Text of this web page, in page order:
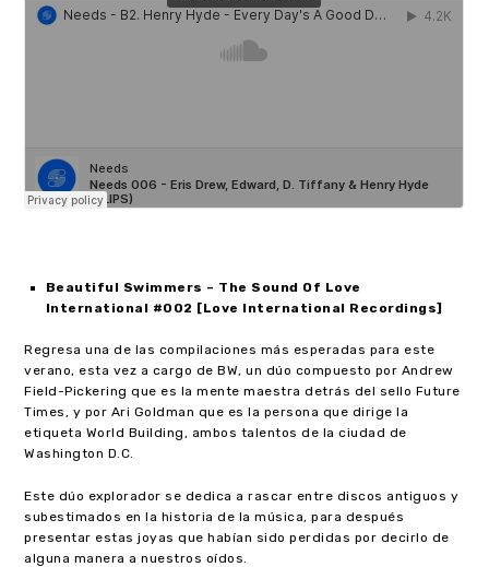
Beautiful Swimmers – The Sound Of Love
International #002 [Love International Recordings]
Regresa una de las compilaciones más esperadas para este
verano, esta vez a cargo de BW, un dúo compuesto por Andrew
Field-Pickering que es la mente maestra detrás del sello Future
Times, y por Ari Goldman que es la persona que dirige la
etiqueta World Building, ambos talentos de la ciudad de
Washington D.C.
Este dúo explorador se dedica a rascar entre discos antiguos y
subestimados en la historia de la música, para después
presentar estas joyas que habían sido perdidas por decirlo de
alguna manera a nuestros oídos.